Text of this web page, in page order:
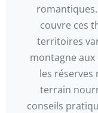
couvre ces
territoires
montagne aux
les réserves
terrain
conseils